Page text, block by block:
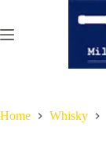
de
Home Whisky